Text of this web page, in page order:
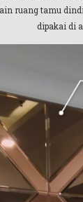
ruang tamu
dipakai di